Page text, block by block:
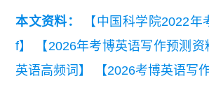
本文资料：
【中国科学院2022
f】
【2026年考博英语写作预测资
英语高频词】
【2026考博英语写